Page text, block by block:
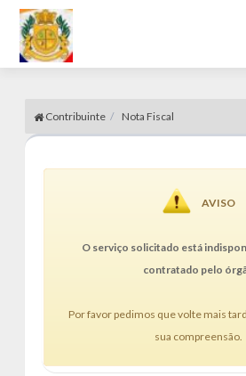
Contribuinte Nota Fiscal
AVISO
O serviço solicitado está
contratado pelo
Por favor pedimos que volte mais
sua compreensão.